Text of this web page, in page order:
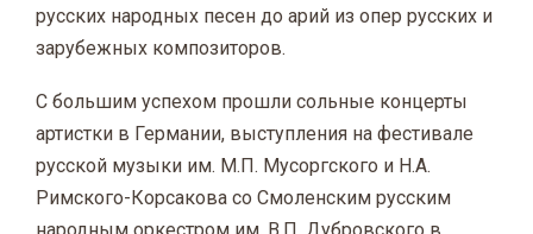
русских народных песен до арий из опер русских и
зарубежных композиторов.
С большим успехом прошли сольные концерты
артистки в Германии, выступления на фестивале
русской музыки им. М.П. Мусоргского и Н.А.
Римского-Корсакова со Смоленским русским